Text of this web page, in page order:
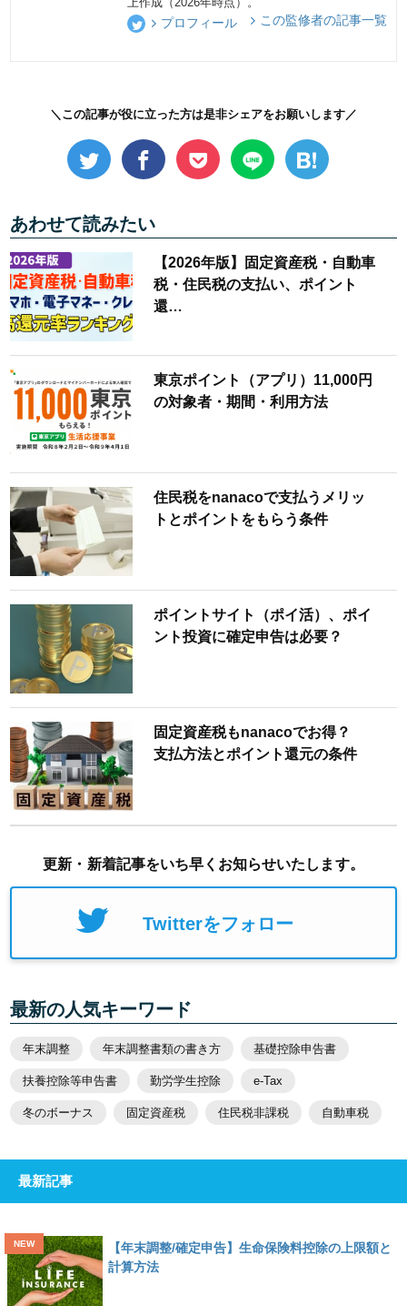
プロフィール この監修者の記事一覧
＼この記事が役に立った方は是非シェアをお願いします／
あわせて読みたい
【2026年版】固定資産税・自動車
税・住民税の支払い、ポイント
還…
東京ポイント（アプリ）11,000円
の対象者・期間・利用方法
住民税をnanacoで支払うメリッ
トとポイントをもらう条件
ポイントサイト（ポイ活）、ポイ
ント投資に確定申告は必要？
固定資産税もnanacoでお得？
支払方法とポイント還元の条件
更新・新着記事をいち早くお知らせいたします。
Twitterをフォロー
最新の人気キーワード
年末調整 年末調整書類の書き方 基礎控除申告書
扶養控除等申告書 勤労学生控除 e-Tax
冬のボーナス 固定資産税 住民税非課税 自動車税
最新記事
【年末調整/確定申告】生命保険料控除の上限額と
計算方法